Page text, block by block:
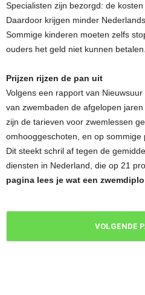
Specialisten zijn bezorgd: de
Daardoor krijgen minder
Sommige kinderen moeten zelfs
ouders het geld niet kunnen betalen.
Prijzen rijzen de pan uit
Volgens een rapport van
van zwembaden de afgelopen
zijn de tarieven voor zwemlessen
omhooggeschoten, en op sommige
Dit steekt schril af tegen de
diensten in Nederland, die op 21
pagina lees je wat een
VOLGENDE